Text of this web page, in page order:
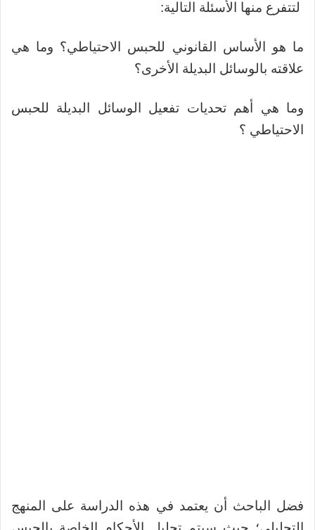
لتتفرع منها الأسئلة التالية:
ما هو الأساس القانوني للحبس الاحتياطي؟ وما هي
علاقته بالوسائل البديلة الأخرى؟
وما هي أهم تحديات تفعيل الوسائل البديلة للحبس
الاحتياطي ؟
فضل الباحث أن يعتمد في هذه الدراسة على المنهج